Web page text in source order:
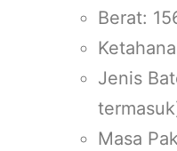
Berat:
Jenis
Masa